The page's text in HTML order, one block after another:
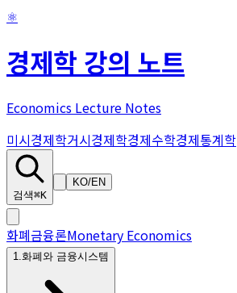
⚛
경제학 강의 노트
Economics Lecture Notes
미시경제학거시경제학경제수학경제통계학
검색⌘K
KO/EN
화폐금융론Monetary Economics
1 화폐와 금융시스템